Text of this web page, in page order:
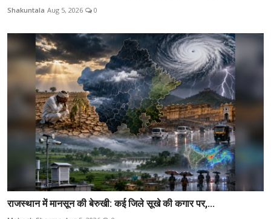
Shakuntala Aug 5, 2026 0
राजस्थान में मानसून की बेरुखी: कई जिले सूखे की कगार पर,...